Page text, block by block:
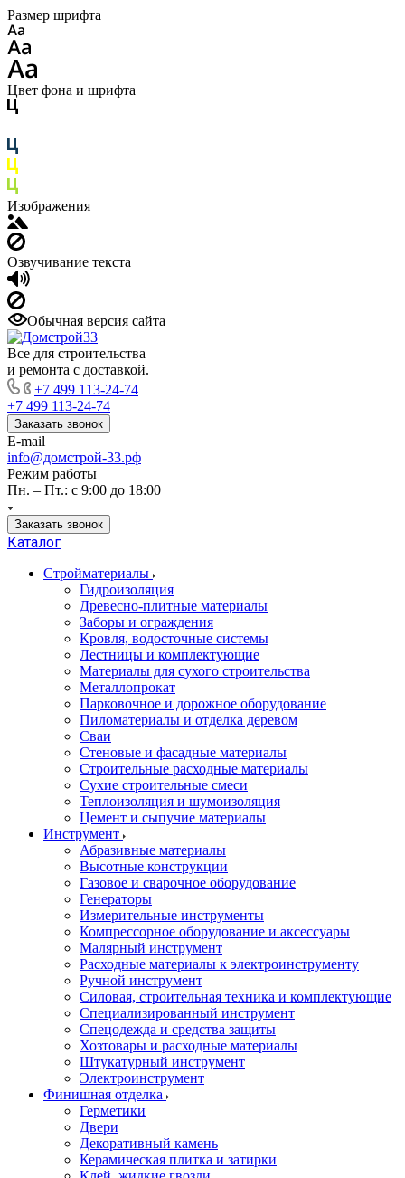
Размер шрифта
Цвет фона и шрифта
Изображения
Озвучивание текста
Обычная версия сайта
Все для строительства
и ремонта с доставкой.
+7 499 113-24-74
+7 499 113-24-74
Заказать звонок
E-mail
info@домстрой-33.рф
Режим работы
Пн. – Пт.: с 9:00 до 18:00
Заказать звонок
Каталог
Стройматериалы
Гидроизоляция
Древесно-плитные материалы
Заборы и ограждения
Кровля, водосточные системы
Лестницы и комплектующие
Материалы для сухого строительства
Металлопрокат
Парковочное и дорожное оборудование
Пиломатериалы и отделка деревом
Сваи
Стеновые и фасадные материалы
Строительные расходные материалы
Сухие строительные смеси
Теплоизоляция и шумоизоляция
Цемент и сыпучие материалы
Инструмент
Абразивные материалы
Высотные конструкции
Газовое и сварочное оборудование
Генераторы
Измерительные инструменты
Компрессорное оборудование и аксессуары
Малярный инструмент
Расходные материалы к электроинструменту
Ручной инструмент
Силовая, строительная техника и комплектующие
Специализированный инструмент
Спецодежда и средства защиты
Хозтовары и расходные материалы
Штукатурный инструмент
Электроинструмент
Финишная отделка
Герметики
Двери
Декоративный камень
Керамическая плитка и затирки